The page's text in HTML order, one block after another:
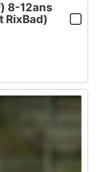
8-12ans
RixBad)